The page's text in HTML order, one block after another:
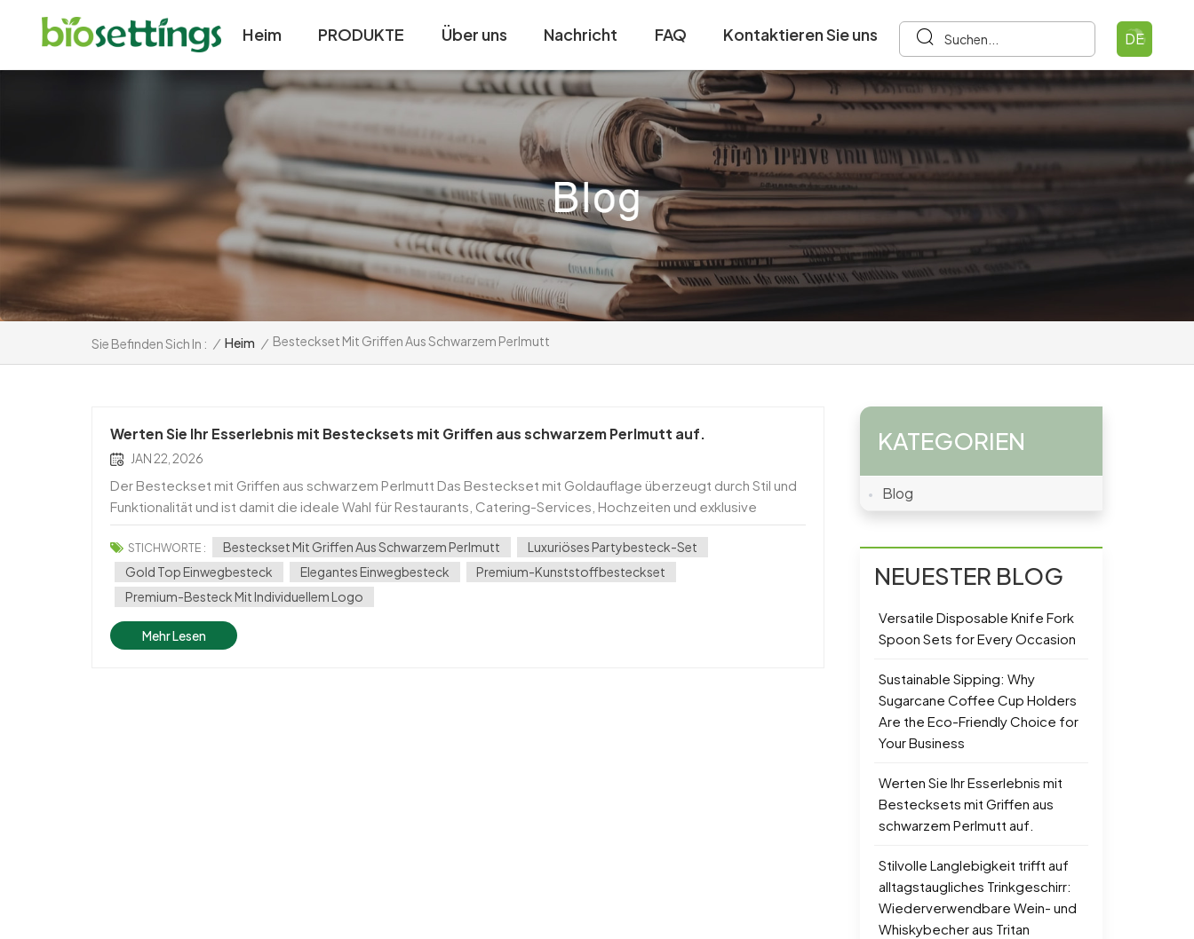
Heim PRODUKTE Über uns Nachricht FAQ Kontaktieren Sie uns DE
Sie Befinden Sich In : / Heim / Besteckset Mit Griffen Aus Schwarzem Perlmutt
Werten Sie Ihr Esserlebnis mit Bestecksets mit Griffen aus schwarzem Perlmutt auf.
JAN 22, 2026
Der Besteckset mit Griffen aus schwarzem Perlmutt Das Besteckset mit Goldauflage überzeugt durch Stil und
Funktionalität und ist damit die ideale Wahl für Restaurants, Catering-Services, Hochzeiten und exklusive
Veranstaltungen. Dieses hochwertige Kunststoffbesteck ist nicht nur praktisch, sondern w...
STICHWORTE : Besteckset Mit Griffen Aus Schwarzem Perlmutt
Luxuriöses Partybesteck-Set
Gold Top Einwegbesteck
Elegantes Einwegbesteck
Premium-Kunststoffbesteckset
Premium-Besteck Mit Individuellem Logo
Mehr Lesen
KATEGORIEN
Blog
NEUESTER BLOG
Versatile Disposable Knife Fork
Spoon Sets for Every Occasion
Sustainable Sipping: Why
Sugarcane Coffee Cup Holders
Are the Eco-Friendly Choice for
Your Business
Werten Sie Ihr Esserlebnis mit
Bestecksets mit Griffen aus
schwarzem Perlmutt auf.
Stilvolle Langlebigkeit trifft auf
alltagstaugliches Trinkgeschirr:
Wiederverwendbare Wein- und
Whiskybecher aus Tritan